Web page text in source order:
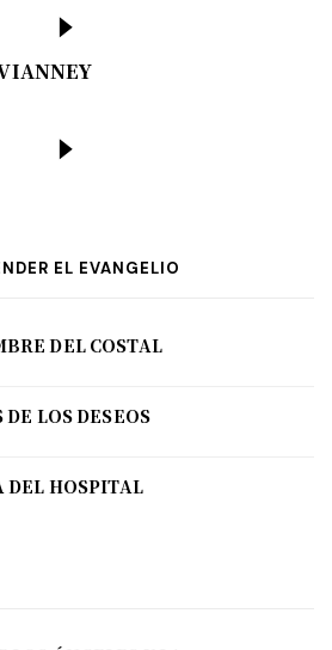
EL EVANGELIO
DEL COSTAL
DE LOS DESEOS
DEL HOSPITAL